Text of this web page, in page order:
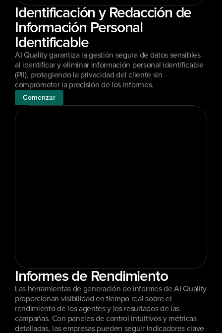
Identificación y Redacción de
Información Personal
Identificable
AI Quality garantiza la gestión segura de datos sensibles
al identificar y eliminar información personal identificable
(PII), protegiendo la privacidad del cliente sin
comprometer la precisión de los informes.
Comenzar
Informes de Rendimiento
Las herramientas de generación de informes de AI Quality
proporcionan visibilidad en tiempo real sobre el
rendimiento de los agentes y los resultados de las
campañas. Con paneles de control intuitivos y métricas
detalladas, las empresas pueden seguir indicadores clave